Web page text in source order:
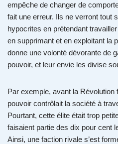
empêche de changer de
fait une erreur. Ils ne verront tout
hypocrites en prétendant
en supprimant et en exploitant la
donne une volonté dévorante de
pouvoir, et leur envie les divise
Par exemple, avant la Révolution
pouvoir contrôlait la société à
Pourtant, cette élite était trop
faisaient partie des dix pour cent
Ainsi, une faction rivale s’est